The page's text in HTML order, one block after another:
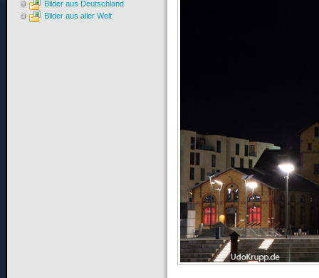
Bilder aus Deutschland
Bilder aus aller Welt